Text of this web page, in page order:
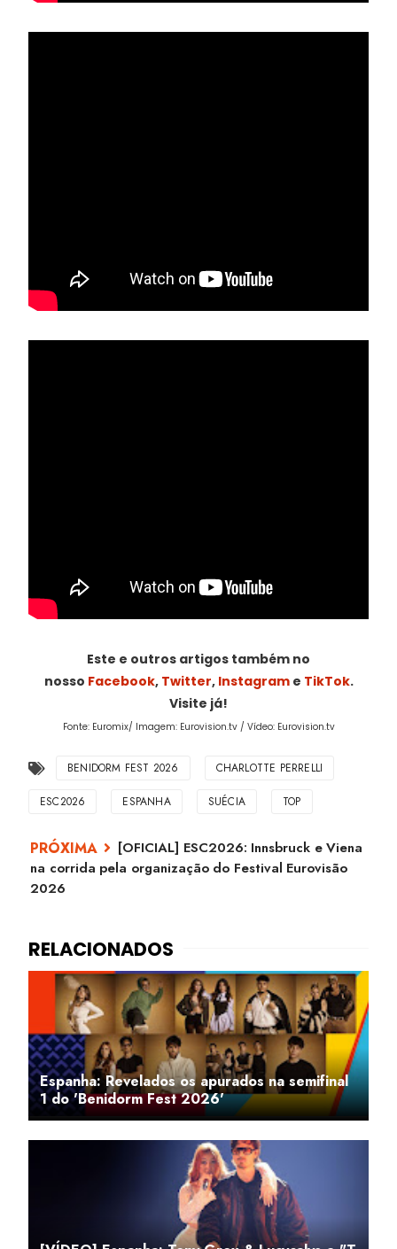
Este e outros artigos também no
nosso Facebook, Twitter, Instagrame TikTok.
Visite já!
Fonte: Euromix/ Imagem: Eurovision.tv / Vídeo: Eurovision.tv
BENIDORM FEST 2026 CHARLOTTE PERRELLI
ESC2026 ESPANHA SUÉCIA TOP
[OFICIAL] ESC2026: Innsbruck e Viena
na corrida pela organização do Festival Eurovisão
2026
Espanha: Revelados os apurados na semifinal
1 do 'Benidorm Fest 2026'